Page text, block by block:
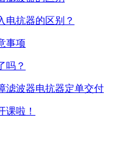
电抗器的区别？
事项
吗？
滤波器电抗器定单交付
课啦！